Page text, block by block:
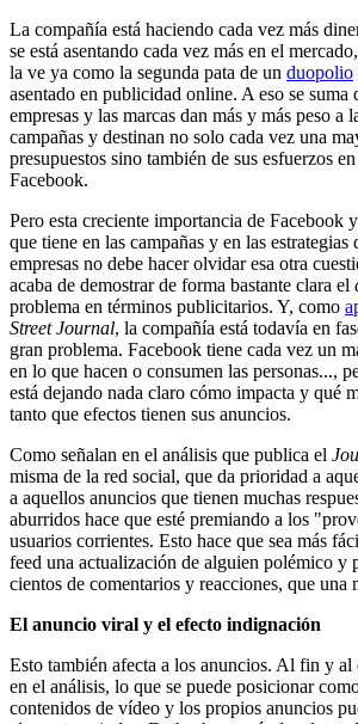
La compañía está haciendo cada vez más
se está asentando cada vez más en el
la ve ya como la segunda pata de un duopolio
asentado en publicidad online. A eso se suma
empresas y las marcas dan más y más peso a
campañas y destinan no solo cada vez una
presupuestos sino también de sus esfuerzos
Facebook.
Pero esta creciente importancia de Facebook
que tiene en las campañas y en las estrategias
empresas no debe hacer olvidar esa otra
acaba de demostrar de forma bastante clara el
problema en términos publicitarios. Y, como
Street Journal, la compañía está todavía en
gran problema. Facebook tiene cada vez un
en lo que hacen o consumen las personas...,
está dejando nada claro cómo impacta y qué
tanto que efectos tienen sus anuncios.
Como señalan en el análisis que publica el
misma de la red social, que da prioridad a
a aquellos anuncios que tienen muchas
aburridos hace que esté premiando a los
usuarios corrientes. Esto hace que sea más
feed una actualización de alguien polémico y
cientos de comentarios y reacciones, que una
El anuncio viral y el efecto indignación
Esto también afecta a los anuncios. Al fin y al
en el análisis, lo que se puede posicionar
contenidos de vídeo y los propios anuncios